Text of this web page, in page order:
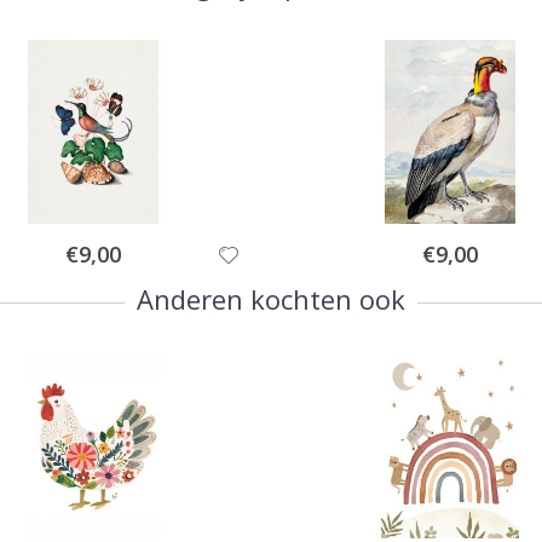
Special
Price
€9,00 Special
Price
€9,00
Anderen kochten ook